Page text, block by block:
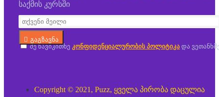
საქმის კურსში
გაგზავნა
მე წავიკითხე კონფიდენციალურობის პოლიტიკა და
Copyright © 2021, Puzz, ყველა პირობა დაცულია